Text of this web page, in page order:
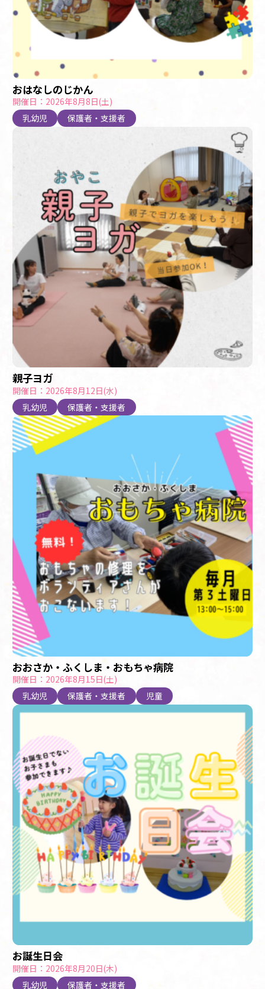
おはなしのじかん
開催日：2026年8月8日(土)
乳幼児
保護者・支援者
親子ヨガ
開催日：2026年8月12日(水)
乳幼児
保護者・支援者
おおさか・ふくしま・おもちゃ病院
開催日：2026年8月15日(土)
乳幼児
保護者・支援者 児童
お誕生日会
開催日：2026年8月20日(木)
乳幼児
保護者・支援者